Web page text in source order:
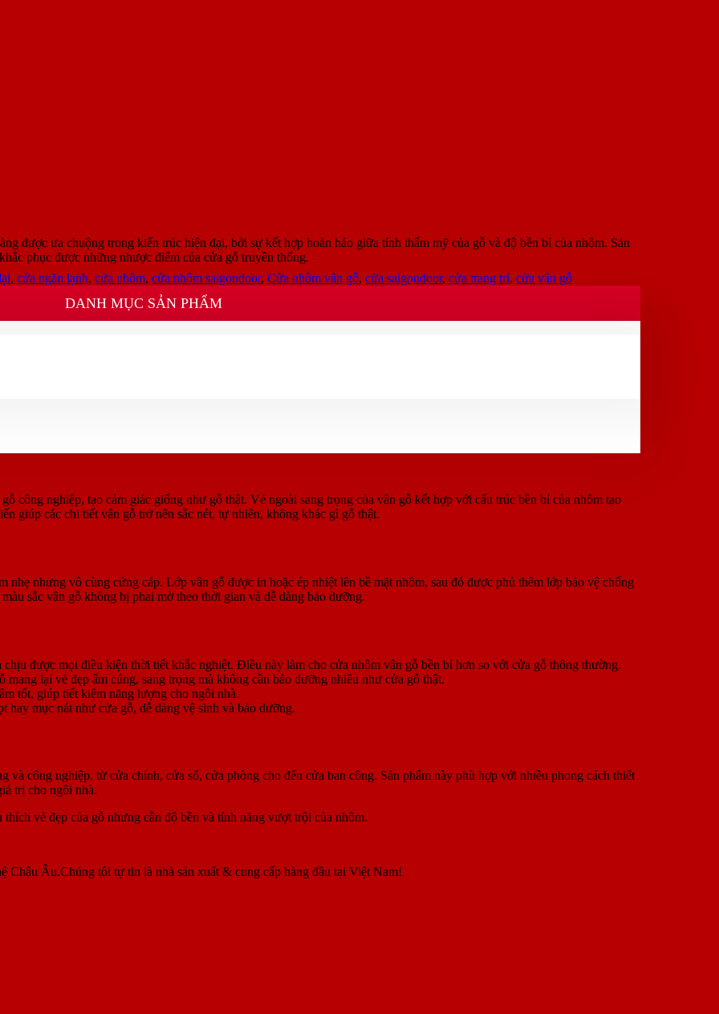
được ưa chuộng trong kiến trúc hiện đại, bởi sự kết hợp hoàn hảo giữa tính thẩm mỹ của gỗ và độ bền bỉ của nhôm. Sản
phục được những nhược điểm của cửa gỗ truyền thống.
, cửa ngăn lạnh, cửa nhôm, cửa nhôm saigondoor, Cửa nhôm vân gỗ, cửa saigondoor, cửa trang trí, cửa vân gỗ
DANH MỤC SẢN PHẨM
công nghiệp, tạo cảm giác giống như gỗ thật. Vẻ ngoài sang trọng của vân gỗ kết hợp với cấu trúc bền bỉ của nhôm tạo
giúp các chi tiết vân gỗ trở nên sắc nét, tự nhiên, không khác gì gỗ thật.
nhẹ nhưng vô cùng cứng cáp. Lớp vân gỗ được in hoặc ép nhiệt lên bề mặt nhôm, sau đó được phủ thêm lớp bảo vệ chống
sắc vân gỗ không bị phai mờ theo thời gian và dễ dàng bảo dưỡng.
được mọi điều kiện thời tiết khắc nghiệt. Điều này làm cho cửa nhôm vân gỗ bền bỉ hơn so với cửa gỗ thông thường.
lại vẻ đẹp ấm cúng, sang trọng mà không cần bảo dưỡng nhiều như cửa gỗ thật.
tốt, giúp tiết kiệm năng lượng cho ngôi nhà.
mục nát như cửa gỗ, dễ dàng vệ sinh và bảo dưỡng.
công nghiệp, từ cửa chính, cửa sổ, cửa phòng cho đến cửa ban công. Sản phẩm này phù hợp với nhiều phong cách thiết
trị cho ngôi nhà.
vẻ đẹp của gỗ nhưng cần độ bền và tính năng vượt trội của nhôm.
Châu Âu.Chúng tôi tự tin là nhà sản xuất & cung cấp hàng đầu tại Việt Nam!